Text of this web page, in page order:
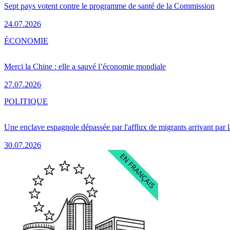
Sept pays votent contre le programme de santé de la Commission
24.07.2026
Merci la Chine : elle a sauvé l’économie mondiale
27.07.2026
ÉCONOMIE
Une enclave espagnole dépassée par l'afflux de migrants arrivant par
30.07.2026
POLITIQUE